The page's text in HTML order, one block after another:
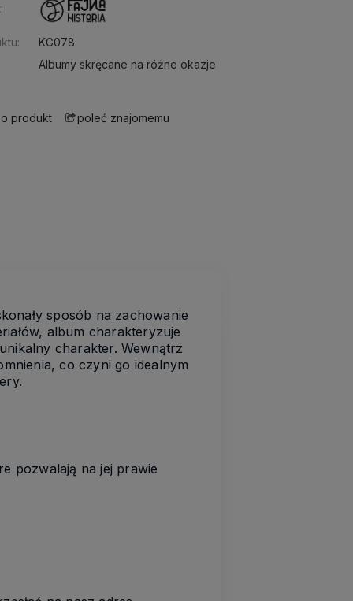
KG078
Albumy skręcane na różne okazje
produkt poleć znajomemu
sposób na zachowanie
album charakteryzuje
charakter. Wewnątrz
co czyni go idealnym
pozwalają na jej prawie